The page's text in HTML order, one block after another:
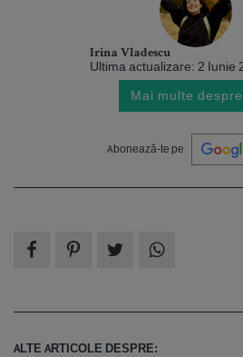
Irina Vladescu
Ultima actualizare: 2 Iunie
Mai multe
Abonează-te pe
ALTE ARTICOLE DESPRE: